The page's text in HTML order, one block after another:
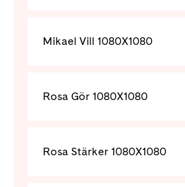
Mikael Vill 1080X1080
Rosa Gör 1080X1080
Rosa Stärker 1080X1080